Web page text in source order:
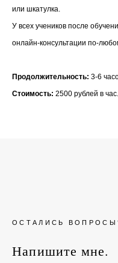
или шкатулка.
У всех учеников после
онлайн-консультации по-
Продолжительность: 3-6
Стоимость: 2500 рублей в час.
ОСТАЛИСЬ
Напишите мне.